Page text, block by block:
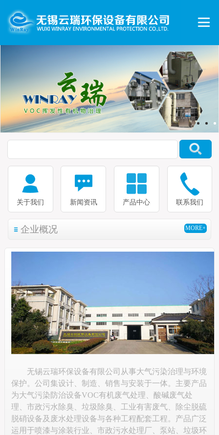
关于我们 新闻资讯 产品中心 联系我们
企业概况 MORE+
无锡云瑞环保设备有限公司从事大气污染治理与环境
保护。公司集设计、制造、销售与安装于一体。主要产品
为大气污染防治设备VOC有机废气处理、酸碱废气处
理、市政污水除臭、垃圾除臭、工业有害废气、除尘脱硫
脱硝设备及废水处理设备与各种工程配套工程。产品广泛
运用于喷漆与涂装行业、市政污水处理厂、泵站、垃圾环